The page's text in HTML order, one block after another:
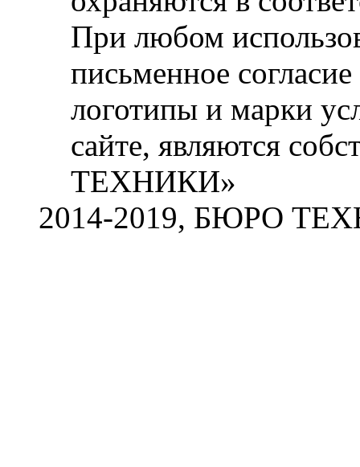
При любом
письменное
логотипы и марки
сайте, являются
ТЕХНИКИ»
2014-2019, БЮРО